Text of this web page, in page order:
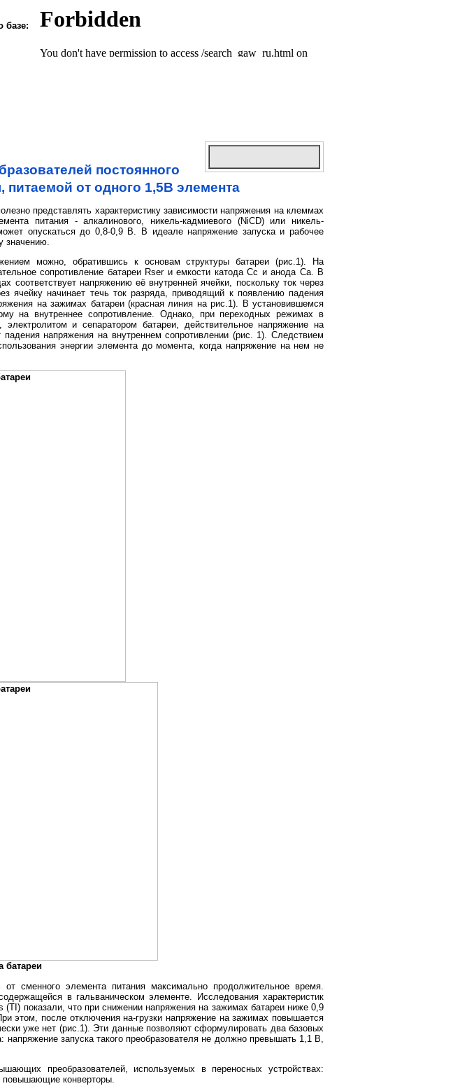
базе:
постоянного
от одного 1,5В элемента
представлять характеристику зависимости напряжения на клеммах
питания - алкалинового, никель-кадмиевого (NiCD) или никель-
опускаться до 0,8-0,9 В. В идеале напряжение запуска и рабочее
значению.
можно, обратившись к основам структуры батареи (рис.1). На
сопротивление батареи Rser и емкости катода Сс и анода Са. В
напряжению её внутренней ячейки, поскольку ток через
ячейку начинает течь ток разряда, приводящий к появлению падения
на зажимах батареи (красная линия на рис.1). В установившемся
на внутреннее сопротивление. Однако, при переходных режимах в
и сепаратором батареи, действительное напряжение на
напряжения на внутреннем сопротивлении (рис. 1). Следствием
энергии элемента до момента, когда напряжение на нем не
батареи
сменного элемента питания максимально продолжительное время.
в гальваническом элементе. Исследования характеристик
показали, что при снижении напряжения на зажимах батареи ниже 0,9
этом, после отключения на-грузки напряжение на зажимах повышается
уже нет (рис.1). Эти данные позволяют сформулировать два базовых
запуска такого преобразователя не должно превышать 1,1 В,
преобразователей, используемых в переносных устройствах:
повышающие конверторы.